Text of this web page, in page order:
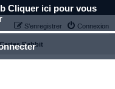
Cliquer ici pour vous
Connexion
S’enregistrer
Cartes Rabbit